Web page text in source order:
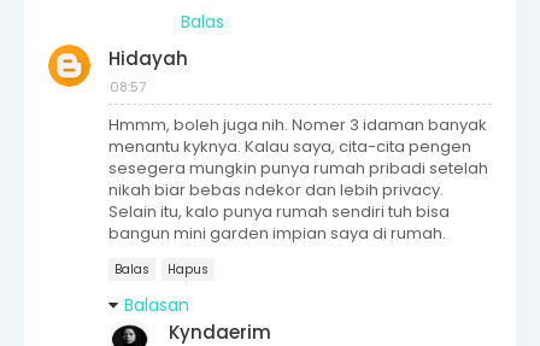
Balas
Hidayah
08:57
Hmmm, boleh juga nih. Nomer 3 idaman banyak
menantu kyknya. Kalau saya, cita-cita pengen
sesegera mungkin punya rumah pribadi setelah
nikah biar bebas ndekor dan lebih privacy.
Selain itu, kalo punya rumah sendiri tuh bisa
bangun mini garden impian saya di rumah.
Balas Hapus
Balasan
Kyndaerim